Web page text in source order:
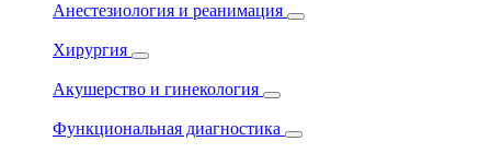
Анестезиология и реанимация
Хирургия
Акушерство и гинекология
Функциональная диагностика